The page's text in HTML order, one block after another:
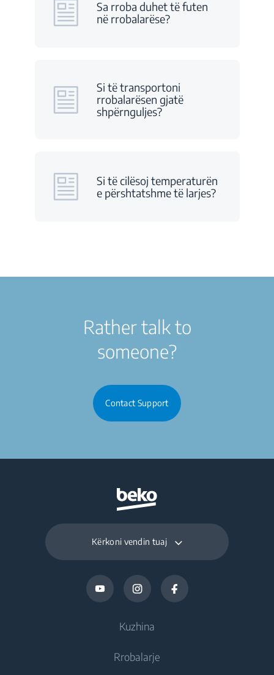
Sa rroba duhet të futen
në rrobalarëse?
Si të transportoni
rrobalarësen gjatë
shpërnguljes?
Si të cilësoj temperaturën
e përshtatshme të larjes?
Rather talk to
someone?
Contact Support
Kërkoni vendin tuaj
Kuzhina
Rrobalarje